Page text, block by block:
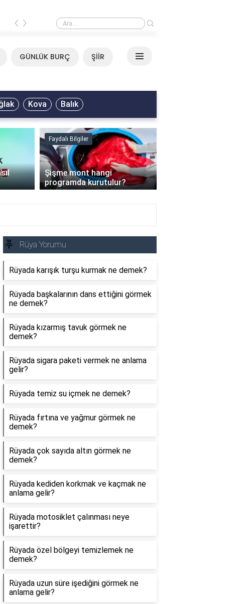
Mirkelam - Tavla Sözleri
‹ ›
GÜNLÜK BURÇ ŞİİR
Kova Balık
Faydalı Bilgiler
Şişme mont hangi
programda kurutulur?
›
Rüya Yorumu
Rüyada karışık turşu kurmak ne demek?
Rüyada başkalarının dans ettiğini görmek
ne demek?
Rüyada kızarmış tavuk görmek ne
demek?
Rüyada sigara paketi vermek ne anlama
gelir?
Rüyada temiz su içmek ne demek?
Rüyada fırtına ve yağmur görmek ne
demek?
Rüyada çok sayıda altın görmek ne
demek?
Rüyada kediden korkmak ve kaçmak ne
anlama gelir?
Rüyada motosiklet çalınması neye
işarettir?
Rüyada özel bölgeyi temizlemek ne
demek?
Rüyada uzun süre işediğini görmek ne
anlama gelir?